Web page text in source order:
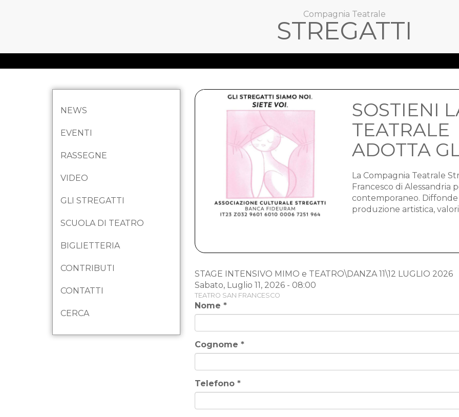
Compagnia Teatrale
STREGATTI
NEWS
EVENTI
RASSEGNE
VIDEO
GLI STREGATTI
SCUOLA DI TEATRO
BIGLIETTERIA
CONTRIBUTI
CONTATTI
CERCA
SOSTIENI
TEATRALE
ADOTTA
La Compagnia Teatrale
Francesco di Alessandria
contemporaneo.
produzione artistica,
STAGE INTENSIVO MIMO e TEATRO\DANZA 11\12 LUGLIO 2026
Sabato, Luglio 11, 2026 - 08:00
TEATRO SAN FRANCESCO
Nome *
Cognome *
Telefono *